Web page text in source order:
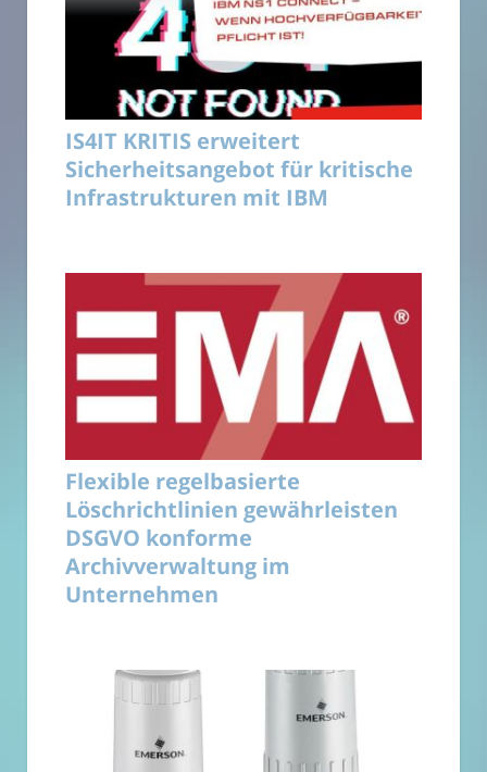
IS4IT KRITIS erweitert
Sicherheitsangebot für kritische
Infrastrukturen mit IBM
Flexible regelbasierte
Löschrichtlinien gewährleisten
DSGVO konforme
Archivverwaltung im
Unternehmen